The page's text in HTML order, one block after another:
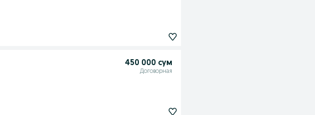
450 000 сум
Договорная